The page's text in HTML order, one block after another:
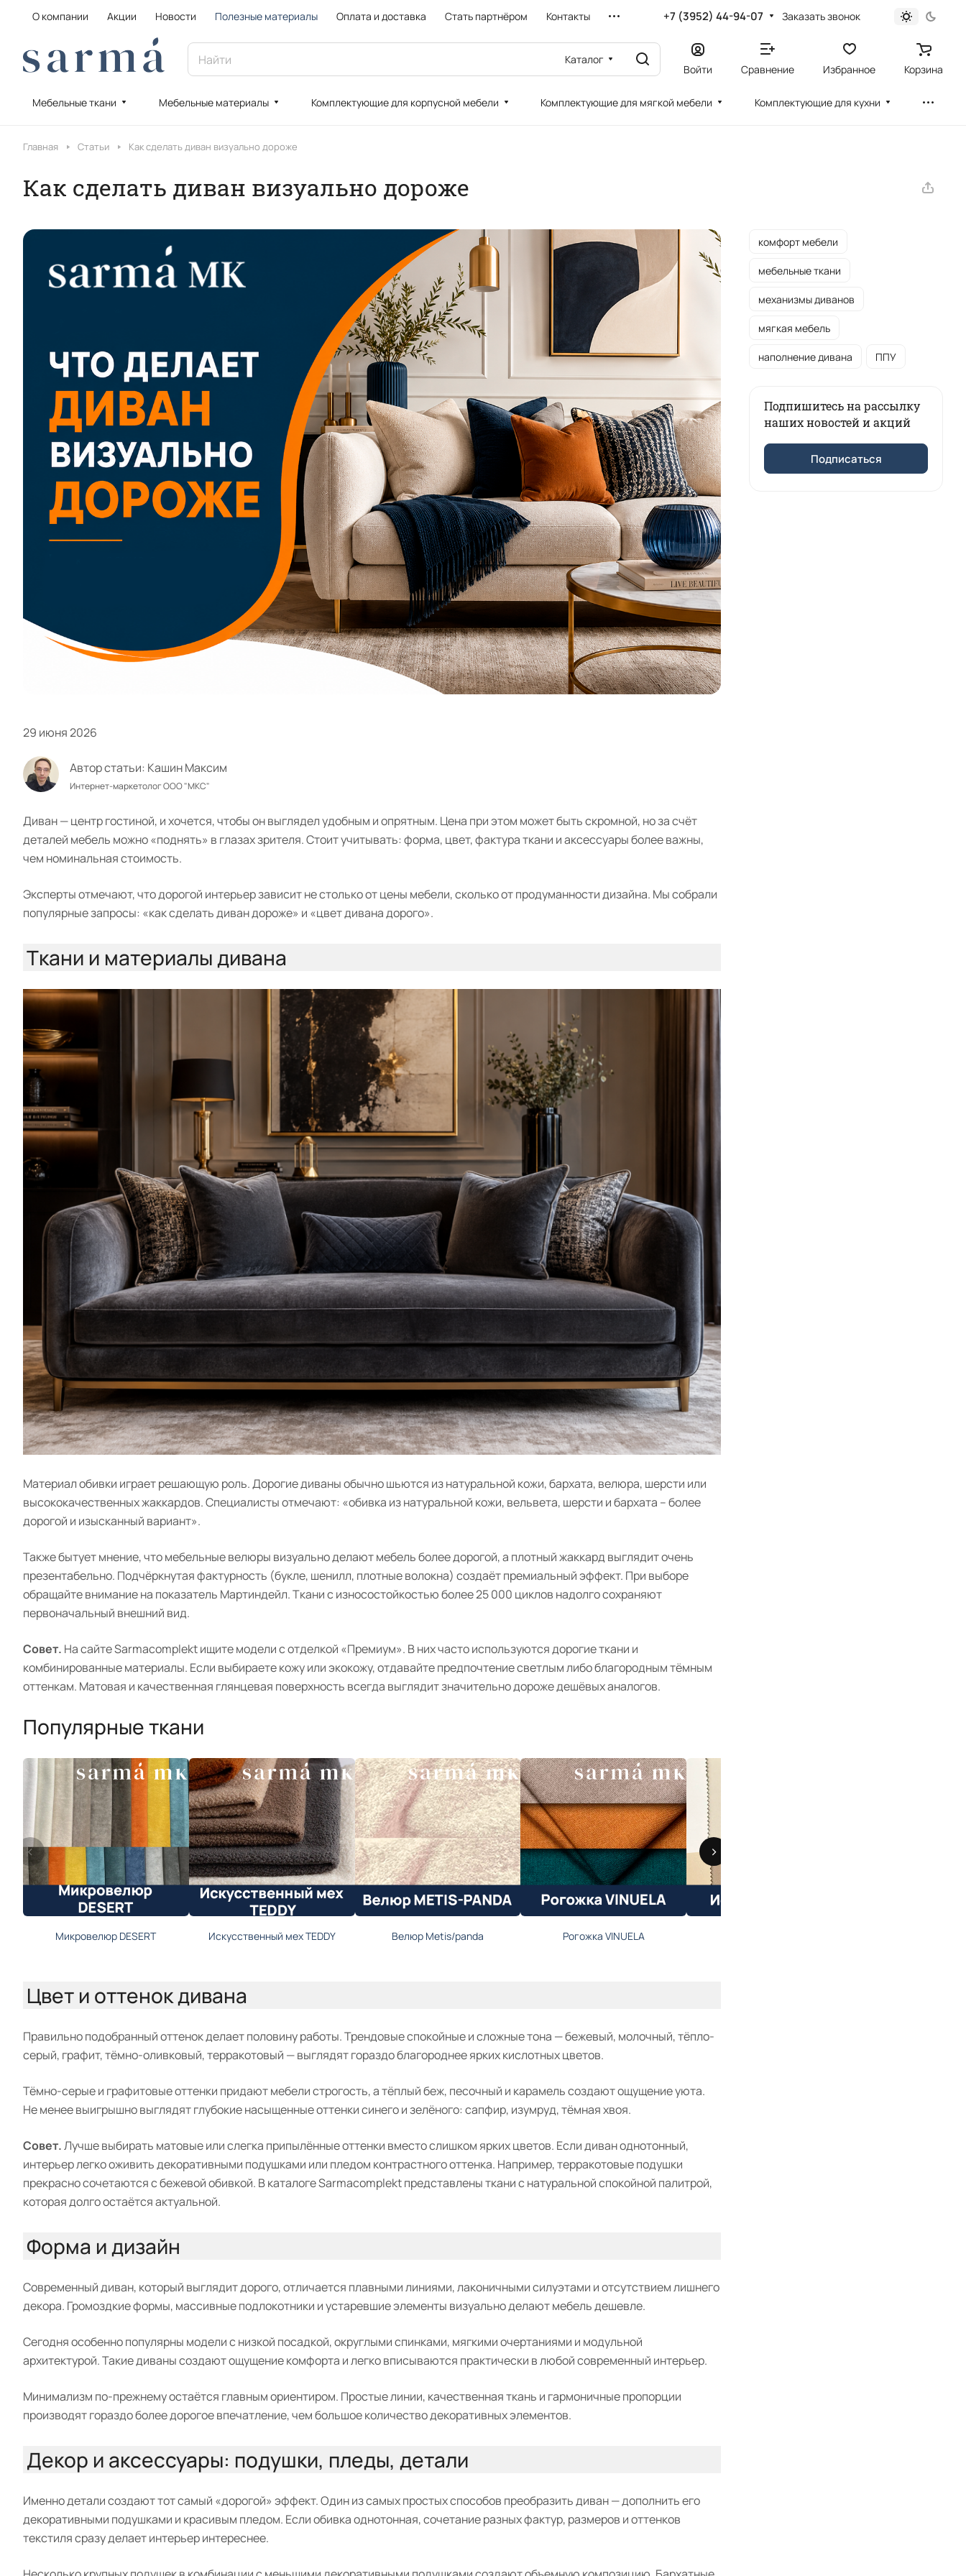
О компании Акции Новости Полезные материалы Оплата и доставка Стать партнёром Контакты +7 (3952) 44-94-07 Заказать звонок
Каталог
Войти Сравнение Избранное Корзина
Мебельные ткани Мебельные материалы Комплектующие для корпусной мебели Комплектующие для мягкой мебели Комплектующие для кухни
Главная Статьи Как сделать диван визуально дороже
Как сделать диван визуально дороже
29 июня 2026
Автор статьи: Кашин Максим
Интернет-маркетолог ООО "МКС"
Диван — центр гостиной, и хочется, чтобы он выглядел удобным и опрятным. Цена при этом может быть скромной, но за счёт
деталей мебель можно «поднять» в глазах зрителя. Стоит учитывать: форма, цвет, фактура ткани и аксессуары более важны,
чем номинальная стоимость.
Эксперты отмечают, что дорогой интерьер зависит не столько от цены мебели, сколько от продуманности дизайна. Мы собрали
популярные запросы: «как сделать диван дороже» и «цвет дивана дорого».
Ткани и материалы дивана
Материал обивки играет решающую роль. Дорогие диваны обычно шьются из натуральной кожи, бархата, велюра, шерсти или
высококачественных жаккардов. Специалисты отмечают: «обивка из натуральной кожи, вельвета, шерсти и бархата – более
дорогой и изысканный вариант».
Также бытует мнение, что мебельные велюры визуально делают мебель более дорогой, а плотный жаккард выглядит очень
презентабельно. Подчёркнутая фактурность (букле, шенилл, плотные волокна) создаёт премиальный эффект. При выборе
обращайте внимание на показатель Мартиндейл. Ткани с износостойкостью более 25 000 циклов надолго сохраняют
первоначальный внешний вид.
Совет. На сайте Sarmacomplekt ищите модели с отделкой «Премиум». В них часто используются дорогие ткани и
комбинированные материалы. Если выбираете кожу или экокожу, отдавайте предпочтение светлым либо благородным тёмным
оттенкам. Матовая и качественная глянцевая поверхность всегда выглядит значительно дороже дешёвых аналогов.
Популярные ткани
<
Микровелюр DESERT Искусственный мех TEDDY Велюр Metis/panda Рогожка VINUELA
>
Цвет и оттенок дивана
Правильно подобранный оттенок делает половину работы. Трендовые спокойные и сложные тона — бежевый, молочный, тёпло-
серый, графит, тёмно-оливковый, терракотовый — выглядят гораздо благороднее ярких кислотных цветов.
Тёмно-серые и графитовые оттенки придают мебели строгость, а тёплый беж, песочный и карамель создают ощущение уюта.
Не менее выигрышно выглядят глубокие насыщенные оттенки синего и зелёного: сапфир, изумруд, тёмная хвоя.
Совет.Лучше выбирать матовые или слегка припылённые оттенки вместо слишком ярких цветов. Если диван однотонный,
интерьер легко оживить декоративными подушками или пледом контрастного оттенка. Например, терракотовые подушки
прекрасно сочетаются с бежевой обивкой. В каталоге Sarmacomplekt представлены ткани с натуральной спокойной палитрой,
которая долго остаётся актуальной.
Форма и дизайн
Современный диван, который выглядит дорого, отличается плавными линиями, лаконичными силуэтами и отсутствием лишнего
декора. Громоздкие формы, массивные подлокотники и устаревшие элементы визуально делают мебель дешевле.
Сегодня особенно популярны модели с низкой посадкой, округлыми спинками, мягкими очертаниями и модульной
архитектурой. Такие диваны создают ощущение комфорта и легко вписываются практически в любой современный интерьер.
Минимализм по-прежнему остаётся главным ориентиром. Простые линии, качественная ткань и гармоничные пропорции
производят гораздо более дорогое впечатление, чем большое количество декоративных элементов.
Декор и аксессуары: подушки, пледы, детали
Именно детали создают тот самый «дорогой» эффект. Один из самых простых способов преобразить диван — дополнить его
декоративными подушками и красивым пледом. Если обивка однотонная, сочетание разных фактур, размеров и оттенков
текстиля сразу делает интерьер интереснее.
комфорт мебели
мебельные ткани
механизмы диванов
мягкая мебель
наполнение дивана ППУ
Подпишитесь на рассылку
наших новостей и акций
Подписаться